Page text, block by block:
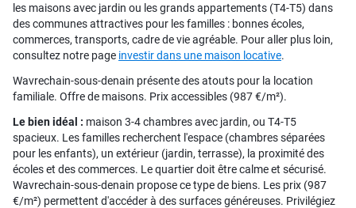
les maisons avec jardin ou les grands appartements (T4-T5) dans
des communes attractives pour les familles : bonnes écoles,
commerces, transports, cadre de vie agréable. Pour aller plus loin,
consultez notre page investir dans une maison locative.
Wavrechain-sous-denain présente des atouts pour la location
familiale. Offre de maisons. Prix accessibles (987 €/m²).
Le bien idéal : maison 3-4 chambres avec jardin, ou T4-T5
spacieux. Les familles recherchent l'espace (chambres séparées
pour les enfants), un extérieur (jardin, terrasse), la proximité des
écoles et des commerces. Le quartier doit être calme et sécurisé.
Wavrechain-sous-denain propose ce type de biens. Les prix (987
€/m²) permettent d'accéder à des surfaces généreuses. Privilégiez